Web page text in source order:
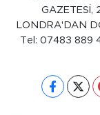
GAZETESİ,
LONDRA'DAN
Tel: 07483 889